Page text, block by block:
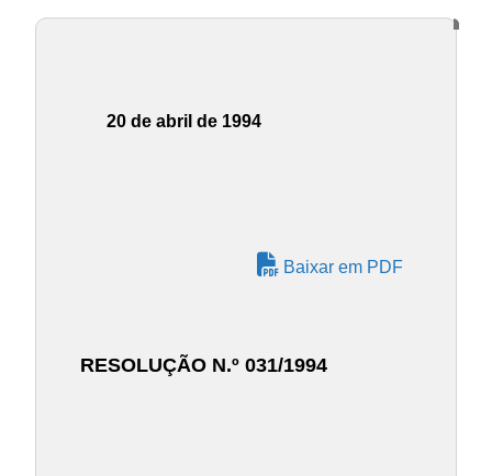
20 de abril de 1994
Baixar em PDF
RESOLUÇÃO N.º 031/1994